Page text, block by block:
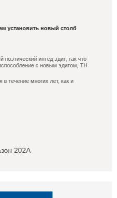
установить новый столб
поэтический интед эдит, так что
с новым эдитом, TH
в течение многих лет, как и